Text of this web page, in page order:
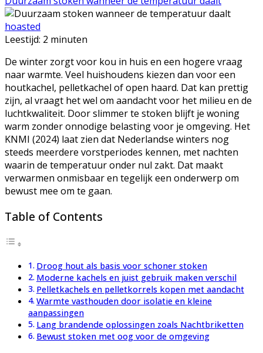
hoasted
Leestijd: 2 minuten
De winter zorgt voor kou in huis en een hogere vraag
naar warmte. Veel huishoudens kiezen dan voor een
houtkachel, pelletkachel of open haard. Dat kan prettig
zijn, al vraagt het wel om aandacht voor het milieu en de
luchtkwaliteit. Door slimmer te stoken blijft je woning
warm zonder onnodige belasting voor je omgeving. Het
KNMI (2024) laat zien dat Nederlandse winters nog
steeds meerdere vorstperiodes kennen, met nachten
waarin de temperatuur onder nul zakt. Dat maakt
verwarmen onmisbaar en tegelijk een onderwerp om
bewust mee om te gaan.
Table of Contents
Droog hout als basis voor schoner stoken
Moderne kachels en juist gebruik maken verschil
Pelletkachels en pelletkorrels kopen met aandacht
Warmte vasthouden door isolatie en kleine
aanpassingen
Lang brandende oplossingen zoals Nachtbriketten
Bewust stoken met oog voor de omgeving